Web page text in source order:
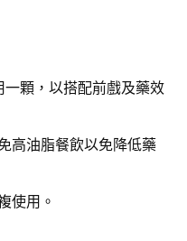
顆，以搭配前戲及藥效
高油脂餐飲以免降低藥
使用。